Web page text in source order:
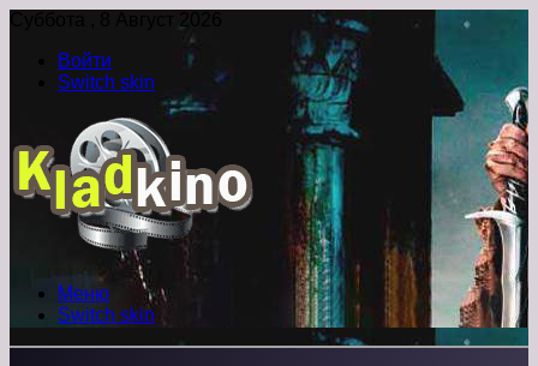
Суббота , 8 Август 2026
Войти
Switch skin
Меню
Switch skin